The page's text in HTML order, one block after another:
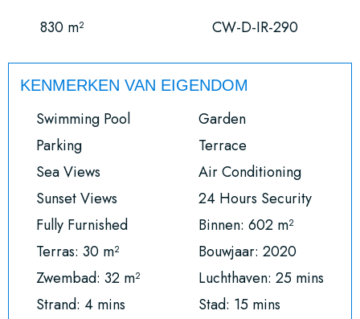
830 m²
CW-D-IR-290
KENMERKEN VAN EIGENDOM
Swimming Pool
Garden
Parking
Terrace
Sea Views
Air Conditioning
Sunset Views
24 Hours Security
Fully Furnished
Binnen: 602 m²
Terras: 30 m²
Bouwjaar: 2020
Zwembad: 32 m²
Luchthaven: 25 mins
Strand: 4 mins
Stad: 15 mins